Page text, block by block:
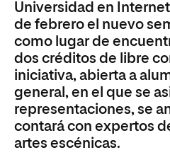
Universidad en Internet
de febrero el nuevo
como lugar de
dos créditos de libre
iniciativa, abierta a
general, en el que se
representaciones, se
contará con expertos
artes escénicas.